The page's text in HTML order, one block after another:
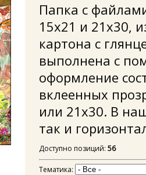
Папка с
15х21 и 21х30,
картона с
выполнена с
оформление
вклеенных
или 21х30. В
так и
Доступно позиций: 56
Тематика: